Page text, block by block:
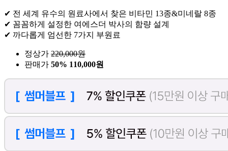
✔ 전 세계 유수의 원료사에서 찾은 비타민 13종&미네랄 8종
✔ 꼼꼼하게 설정한 여에스더 박사의 함량 설계
✔ 까다롭게 엄선한 7가지 부원료
정상가 220,000원
판매가 50% 110,000원